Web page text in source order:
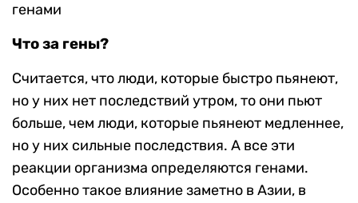
генами
Что за гены?
Считается, что люди, которые быстро пьянеют,
но у них нет последствий утром, то они пьют
больше, чем люди, которые пьянеют медленнее,
но у них сильные последствия. А все эти
реакции организма определяются генами.
Особенно такое влияние заметно в Азии, в